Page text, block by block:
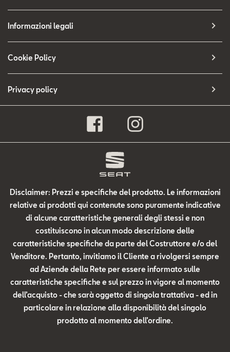
Informazioni legali
Cookie Policy
Privacy policy
Disclaimer: Prezzi e specifiche del prodotto. Le informazioni
relative ai prodotti qui contenute sono puramente indicative
di alcune caratteristiche generali degli stessi e non
costituiscono in alcun modo descrizione delle
caratteristiche specifiche da parte del Costruttore e/o del
Venditore. Pertanto, invitiamo il Cliente a rivolgersi sempre
ad Aziende della Rete per essere informato sulle
caratteristiche specifiche e sul prezzo in vigore al momento
dell’acquisto - che sarà oggetto di singola trattativa - ed in
particolare in relazione alla disponibilità del singolo
prodotto al momento dell’ordine.